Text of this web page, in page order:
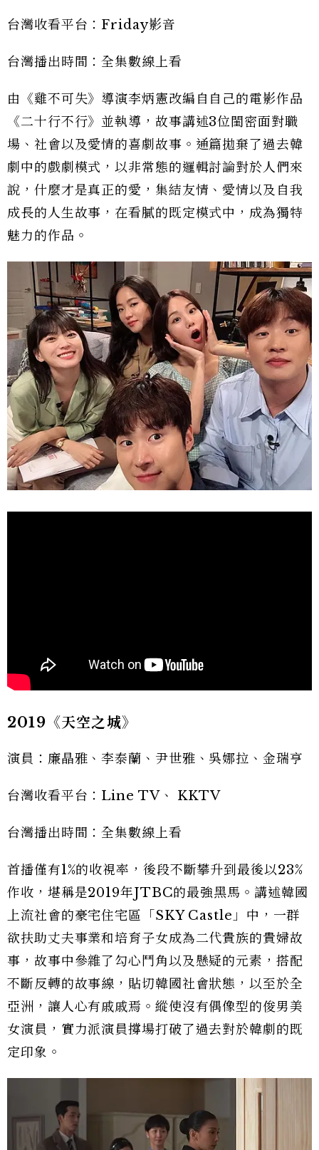
台灣收看平台：Friday影音
台灣播出時間：全集數線上看
由《雞不可失》導演李炳憲改編自自己的電影作品
《二十行不行》並執導，故事講述3位閨密面對職
場、社會以及愛情的喜劇故事。通篇拋棄了過去韓
劇中的戲劇模式，以非常態的邏輯討論對於人們來
說，什麼才是真正的愛，集結友情、愛情以及自我
成長的人生故事，在看膩的既定模式中，成為獨特
魅力的作品。
2019《天空之城》
演員：廉晶雅、李泰蘭、尹世雅、吳娜拉、金瑞亨
台灣收看平台：Line TV、 KKTV
台灣播出時間：全集數線上看
首播僅有1%的收視率，後段不斷攀升到最後以23%
作收，堪稱是2019年JTBC的最強黑馬。講述韓國
上流社會的豪宅住宅區「SKY Castle」中，一群
欲扶助丈夫事業和培育子女成為二代貴族的貴婦故
事，故事中參雜了勾心鬥角以及懸疑的元素，搭配
不斷反轉的故事線，貼切韓國社會狀態，以至於全
亞洲，讓人心有戚戚焉。縱使沒有偶像型的俊男美
女演員，實力派演員撐場打破了過去對於韓劇的既
定印象。